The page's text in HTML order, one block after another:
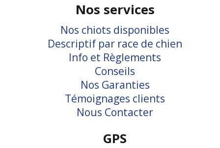
Nos services
Nos chiots disponibles
Descriptif par race de chien
Info et Règlements
Conseils
Nos Garanties
Témoignages clients
Nous Contacter
GPS